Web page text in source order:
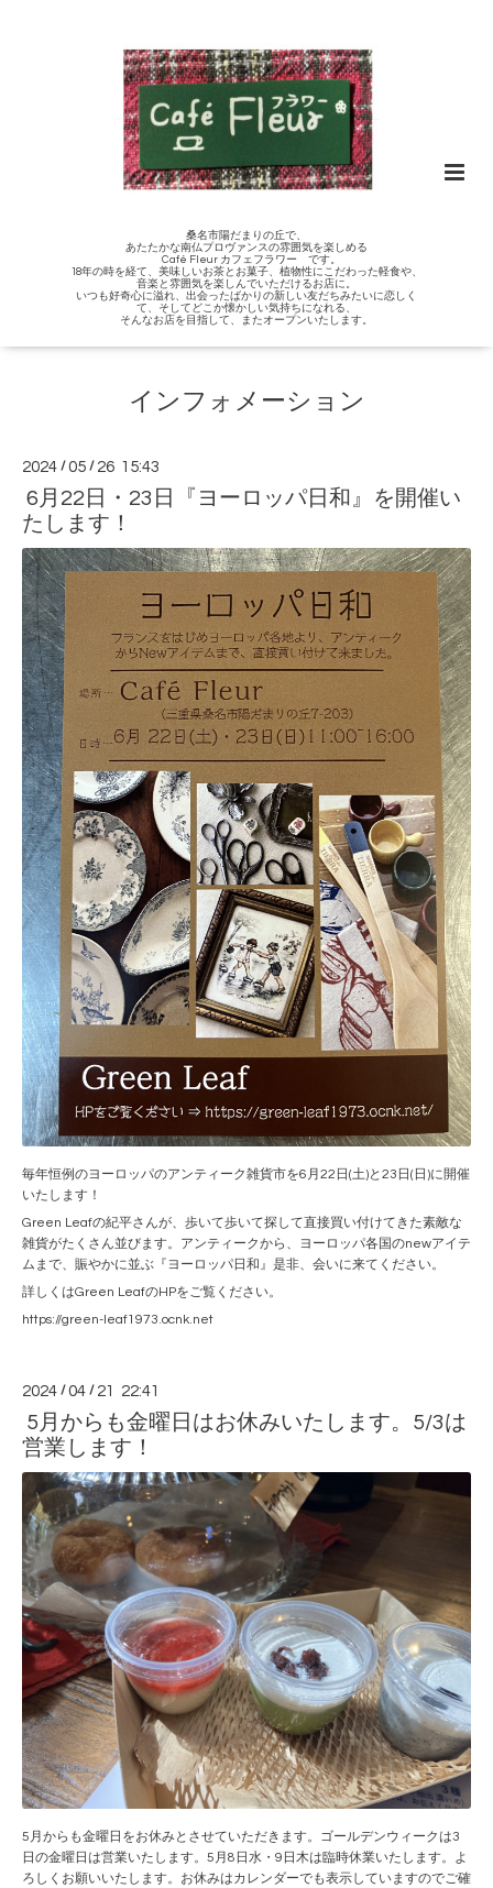
桑名市陽だまりの丘で、
あたたかな南仏プロヴァンスの雰囲気を楽しめる
Café Fleur カフェフラワー です。
18年の時を経て、美味しいお茶とお菓子、植物性にこだわった軽食や、
音楽と雰囲気を楽しんでいただけるお店に。
いつも好奇心に溢れ、出会ったばかりの新しい友だちみたいに恋しく
て、そしてどこか懐かしい気持ちになれる、
そんなお店を目指して、またオープンいたします。
インフォメーション
2024 /05 / 26 15:43
6月22日・23日『ヨーロッパ日和』を開催い
たします！
毎年恒例のヨーロッパのアンティーク雑貨市を6月22日(土)と23日(日)に開催
いたします！
Green Leafの紀平さんが、歩いて歩いて探して直接買い付けてきた素敵な
雑貨がたくさん並びます。アンティークから、ヨーロッパ各国のnewアイテ
ムまで、賑やかに並ぶ『ヨーロッパ日和』是非、会いに来てください。
詳しくはGreen LeafのHPをご覧ください。
https://green-leaf1973.ocnk.net
2024 /04 / 21 22:41
5月からも金曜日はお休みいたします。5/3は
営業します！
5月からも金曜日をお休みとさせていただきます。ゴールデンウィークは3
日の金曜日は営業いたします。5月8日水・9日木は臨時休業いたします。よ
ろしくお願いいたします。お休みはカレンダーでも表示していますのでご確